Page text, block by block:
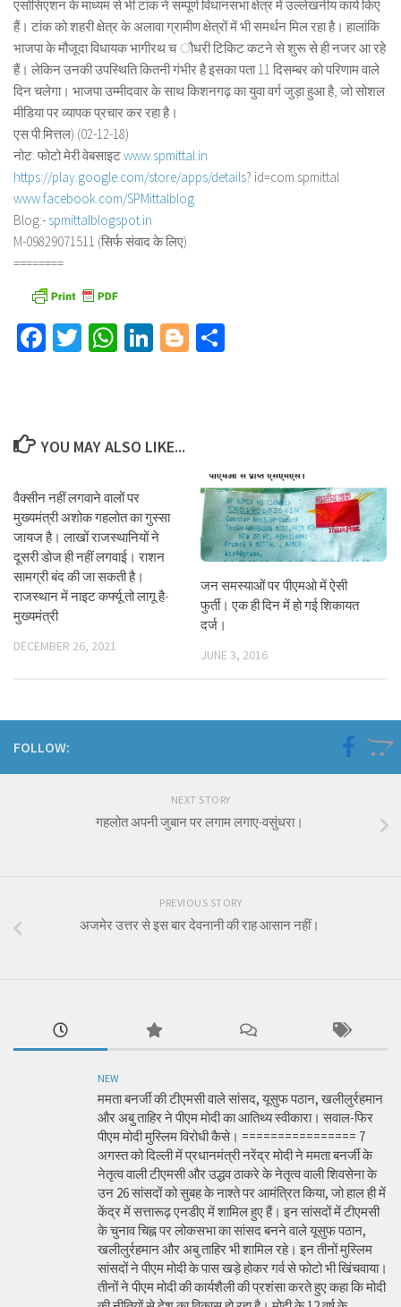
एसोसिएशन के माध्यम से भी टांक ने सम्पूर्ण विधानसभा क्षेत्र में उल्लेखनीय कार्य किए
हैं। टांक को शहरी क्षेत्र के अलावा ग्रामीण क्षेत्रों में भी समर्थन मिल रहा है। हालांकि
भाजपा के मौजूदा विधायक भागीरथ च ौधरी टिकिट कटने से शुरू से ही नजर आ रहे
हैं। लेकिन उनकी उपस्थिति कितनी गंभीर है इसका पता 11 दिसम्बर को परिणाम वाले
दिन चलेगा। भाजपा उम्मीदवार के साथ किशनगढ़ का युवा वर्ग जुड़ा हुआ है, जो सोशल
मीडिया पर व्यापक प्रचार कर रहा है।
एस.पी.मित्तल) (02-12-18)
नोट: फोटो मेरी वेबसाइटwww.spmittal.in
https://play.google.com/store/apps/details? id=com.spmittal
www.facebook.com/SPMittalblog
Blog:- spmittalblogspot.in
M-09829071511 (सिर्फ संवाद के लिए)
========
Facebook
TwitterWhatsApp
LinkedIn
Blogger
YOU MAY ALSO LIKE...
वैक्सीन नहीं लगवाने वालों पर
मुख्यमंत्री अशोक गहलोत का गुस्सा
जायज है। लाखों राजस्थानियों ने
दूसरी डोज ही नहीं लगवाई। राशन
सामग्री बंद की जा सकती है।
राजस्थान में नाइट कर्फ्यू तो लागू है-
मुख्यमंत्री
DECEMBER 26, 2021
जन समस्याओं पर पीएमओ में ऐसी
फुर्ती। एक ही दिन में हो गई शिकायत
दर्ज।
JUNE 3, 2016
FOLLOW:
NEXT STORY
गहलोत अपनी जुबान पर लगाम लगाए-वसुंधरा।
PREVIOUS STORY
अजमेर उत्तर से इस बार देवनानी की राह आसान नहीं।
NEW
ममता बनर्जी की टीएमसी वाले सांसद, यूसुफ पठान, खलीलुर्रहमान
और अबु ताहिर ने पीएम मोदी का आतिथ्य स्वीकारा। सवाल-फिर
पीएम मोदी मुस्लिम विरोधी कैसे। ================ 7
अगस्त को दिल्ली में प्रधानमंत्री नरेंद्र मोदी ने ममता बनर्जी के
नेतृत्व वाली टीएमसी और उद्धव ठाकरे के नेतृत्व वाली शिवसेना के
उन 26 सांसदों को सुबह के नाश्ते पर आमंत्रित किया, जो हाल ही में
केंद्र में सत्तारूढ़ एनडीए में शामिल हुए हैं। इन सांसदों में टीएमसी
के चुनाव चिह्न पर लोकसभा का सांसद बनने वाले यूसुफ पठान,
खलीलुर्रहमान और अबु ताहिर भी शामिल रहे। इन तीनों मुस्लिम
सांसदों ने पीएम मोदी के पास खड़े होकर गर्व से फोटो भी खिंचवाया।
तीनों ने पीएम मोदी की कार्यशैली की प्रशंसा करते हुए कहा कि मोदी